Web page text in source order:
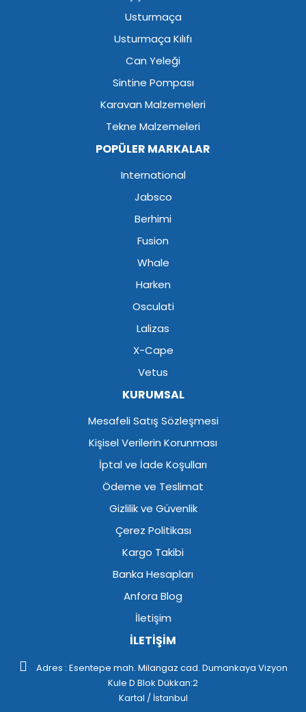
Usturmaça
Usturmaça Kılıfı
Can Yeleği
Sintine Pompası
Karavan Malzemeleri
Tekne Malzemeleri
POPÜLER MARKALAR
International
Jabsco
Berhimi
Fusion
Whale
Harken
Osculati
Lalizas
X-Cape
Vetus
KURUMSAL
Mesafeli Satış Sözleşmesi
Kişisel Verilerin Korunması
İptal ve İade Koşulları
Ödeme ve Teslimat
Gizlilik ve Güvenlik
Çerez Politikası
Kargo Takibi
Banka Hesapları
Anfora Blog
İletişim
İLETİŞİM
Adres : Esentepe mah. Milangaz cad. Dumankaya Vizyon
Kule D Blok Dükkan:2
Kartal / İstanbul